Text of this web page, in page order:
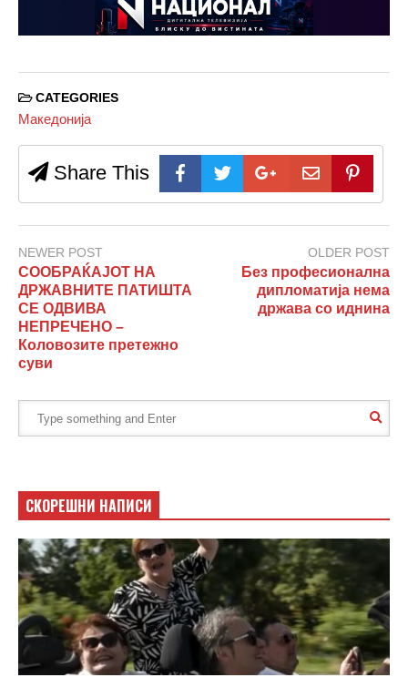
CATEGORIES
Македонија
Share This
NEWER POST
СООБРАЌАЈОТ НА
ДРЖАВНИТЕ ПАТИШТА
СЕ ОДВИВА
НЕПРЕЧЕНО –
Коловозите претежно
суви
OLDER POST
Без професионална
дипломатија нема
држава со иднина
СКОРЕШНИ НАПИСИ